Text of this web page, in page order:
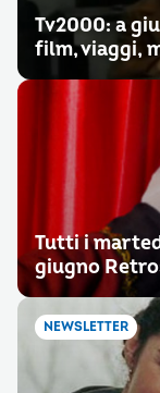
Tv2000: a
film, viaggi,
Tutti i
giugno
NEWSLETTER